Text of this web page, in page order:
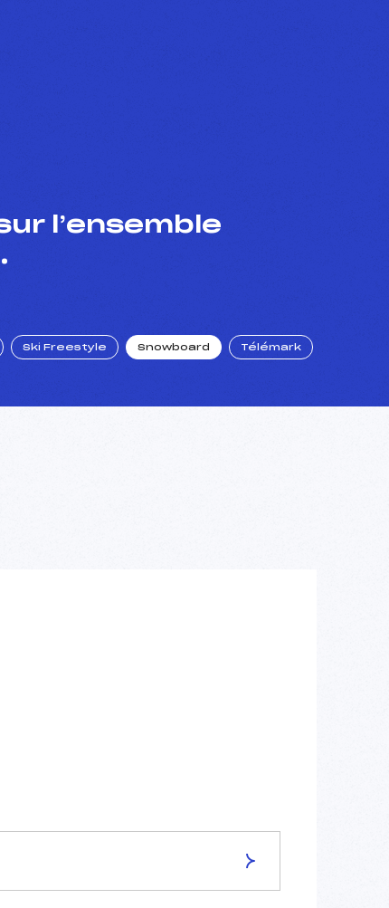
l’ensemble
Ski Freestyle Snowboard Télémark